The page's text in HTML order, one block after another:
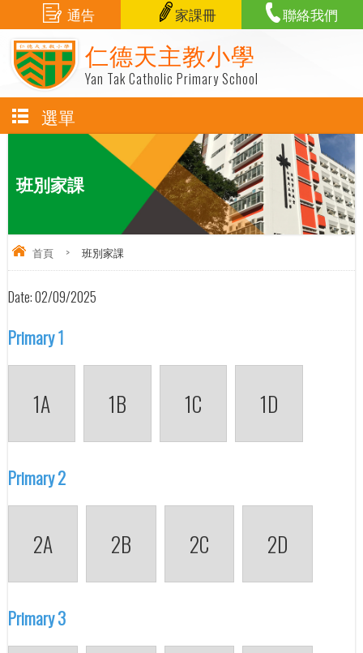
仁德天主教小學
Yan Tak Catholic Primary School
通告 家課冊 聯絡我們
選單
班別家課
首頁 > 班別家課
Date:02/09/2025
Primary 1
1A 1B 1C 1D
Primary 2
2A 2B 2C 2D
Primary 3